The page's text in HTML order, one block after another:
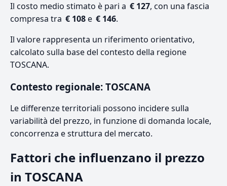
Il costo medio stimato è pari a € 127, con una fascia
compresa tra € 108e € 146.
Il valore rappresenta un riferimento orientativo,
calcolato sulla base del contesto della regione
TOSCANA.
Contesto regionale: TOSCANA
Le differenze territoriali possono incidere sulla
variabilità del prezzo, in funzione di domanda locale,
concorrenza e struttura del mercato.
Fattori che influenzano il prezzo
in TOSCANA